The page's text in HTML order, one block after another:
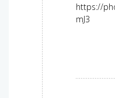
https://
mJ3